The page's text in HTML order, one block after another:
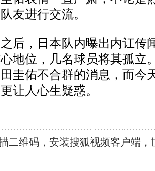
友进行交流。
，日本队内曝出内讧传
地位，几名球员将其孤立
圭佑不合群的消息，而今
让人心生疑惑。
维码，安装搜狐视频客户端，